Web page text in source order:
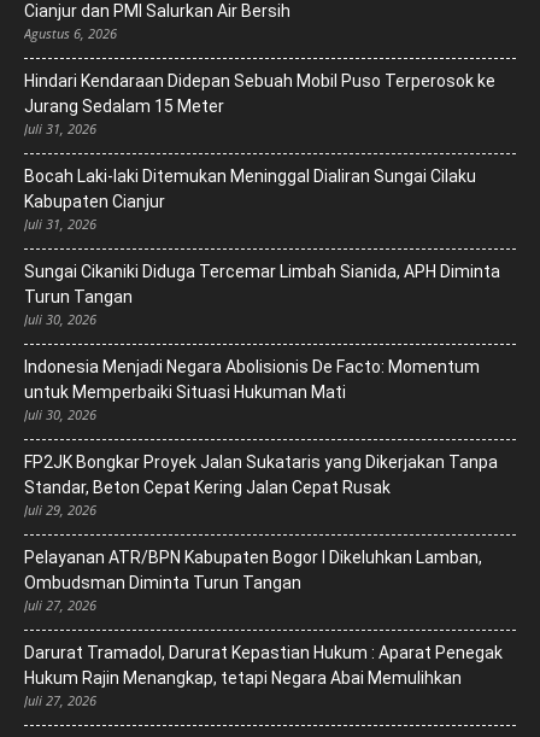
Cianjur dan PMI Salurkan Air Bersih
Agustus 6, 2026
Hindari Kendaraan Didepan Sebuah Mobil Puso Terperosok ke
Jurang Sedalam 15 Meter
Juli 31, 2026
Bocah Laki-laki Ditemukan Meninggal Dialiran Sungai Cilaku
Kabupaten Cianjur
Juli 31, 2026
Sungai Cikaniki Diduga Tercemar Limbah Sianida, APH Diminta
Turun Tangan
Juli 30, 2026
‎Indonesia Menjadi Negara Abolisionis De Facto: Momentum
untuk Memperbaiki Situasi Hukuman Mati
Juli 30, 2026
FP2JK Bongkar Proyek Jalan Sukataris yang Dikerjakan Tanpa
Standar, Beton Cepat Kering Jalan Cepat Rusak
Juli 29, 2026
Pelayanan ATR/BPN Kabupaten Bogor I Dikeluhkan Lamban,
Ombudsman Diminta Turun Tangan
Juli 27, 2026
Darurat Tramadol, Darurat Kepastian Hukum : Aparat Penegak
Hukum Rajin Menangkap, tetapi Negara Abai Memulihkan
Juli 27, 2026